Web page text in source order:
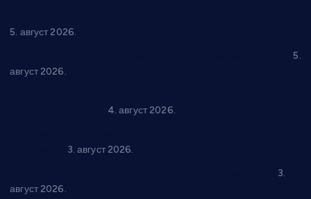
5. август 2026.
5.
август 2026.
4. август 2026.
3. август 2026.
3.
август 2026.